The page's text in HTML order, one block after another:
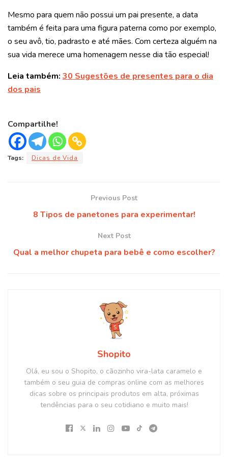
Mesmo para quem não possui um pai presente, a data
também é feita para uma figura paterna como por exemplo,
o seu avô, tio, padrasto e até mães. Com certeza alguém na
sua vida merece uma homenagem nesse dia tão especial!
Leia também: 30 Sugestões de presentes para o dia
dos pais
Compartilhe!
Tags: Dicas de Vida
Previous Post
8 Tipos de panetones para experimentar!
Next Post
Qual a melhor chupeta para bebê e como escolher?
Shopito
Olá, eu sou o Shopito, o cãozinho vira-lata caramelo e
também o seu guia de compras online com as melhores
dicas sobre os principais produtos em alta, próximas
tendências para o seu cotidiano e muito mais!